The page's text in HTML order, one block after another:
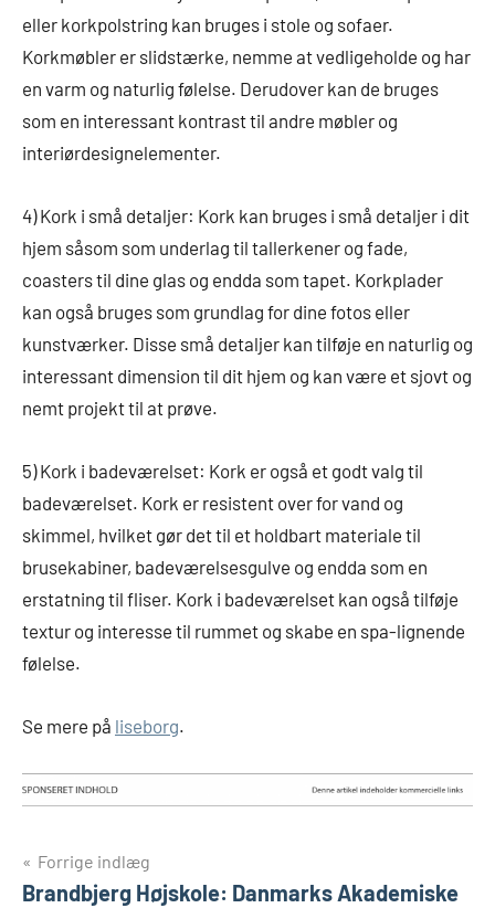
eller korkpolstring kan bruges i stole og sofaer.
Korkmøbler er slidstærke, nemme at vedligeholde og har
en varm og naturlig følelse. Derudover kan de bruges
som en interessant kontrast til andre møbler og
interiørdesignelementer.
4) Kork i små detaljer: Kork kan bruges i små detaljer i dit
hjem såsom som underlag til tallerkener og fade,
coasters til dine glas og endda som tapet. Korkplader
kan også bruges som grundlag for dine fotos eller
kunstværker. Disse små detaljer kan tilføje en naturlig og
interessant dimension til dit hjem og kan være et sjovt og
nemt projekt til at prøve.
5) Kork i badeværelset: Kork er også et godt valg til
badeværelset. Kork er resistent over for vand og
skimmel, hvilket gør det til et holdbart materiale til
brusekabiner, badeværelsesgulve og endda som en
erstatning til fliser. Kork i badeværelset kan også tilføje
textur og interesse til rummet og skabe en spa-lignende
følelse.
Se mere på liseborg.
Indlægsnavigation
Forrige indlæg
Brandbjerg Højskole: Danmarks Akademiske